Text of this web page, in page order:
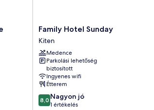
Family
Hotel
Sunday
Kiten
Family Hotel Sunday
Kiten
Medence
Parkolási lehetőség
biztosított
Ingyenes wifi
Étterem
8.0
ennyiből:
8,0 Nagyon jó
1 értékelés